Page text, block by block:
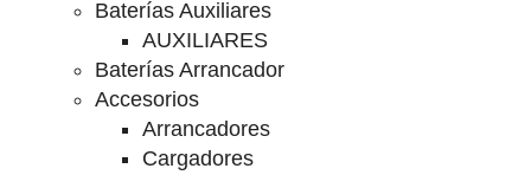
Baterías Auxiliares
AUXILIARES
Baterías Arrancador
Accesorios
Arrancadores
Cargadores